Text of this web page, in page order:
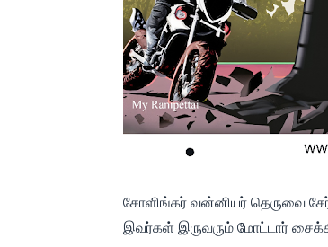
சோளிங்கர் வன்னியர் தெருவை
இவர்கள் இருவரும் மோட்டார்